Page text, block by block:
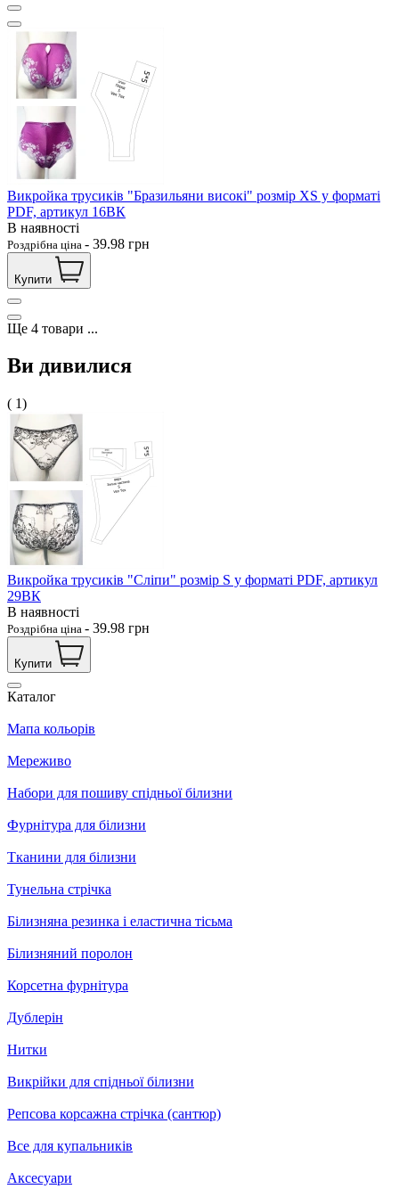
Викройка трусиків "Бразильяни високі" розмір XS у форматі
PDF, артикул 16ВК
В наявності
Роздрібна ціна - 39.98 грн
Купити
Ще 4 товари ...
Ви дивилися
( 1)
Викройка трусиків "Сліпи" розмір S у форматі PDF, артикул
29ВК
В наявності
Роздрібна ціна - 39.98 грн
Купити
Каталог
Мапа кольорів
Мереживо
Набори для пошиву спідньої білизни
Фурнітура для білизни
Тканини для білизни
Тунельна стрічка
Білизняна резинка і еластична тісьма
Білизняний поролон
Корсетна фурнітура
Дублерін
Нитки
Викрійки для спідньої білизни
Репсова корсажна стрічка (сантюр)
Все для купальників
Аксесуари